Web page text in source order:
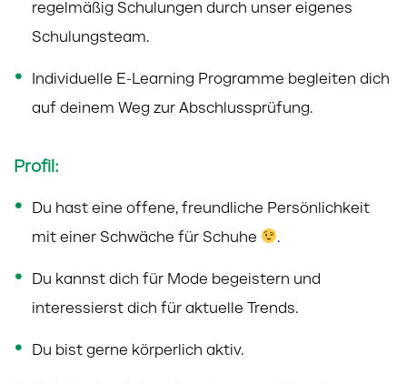
regelmäßig Schulungen durch unser eigenes
Schulungsteam.
Individuelle E-Learning Programme begleiten dich
auf deinem Weg zur Abschlussprüfung.
Profil:
Du hast eine offene, freundliche Persönlichkeit
mit einer Schwäche für Schuhe
.
Du kannst dich für Mode begeistern und
interessierst dich für aktuelle Trends.
Du bist gerne körperlich aktiv.